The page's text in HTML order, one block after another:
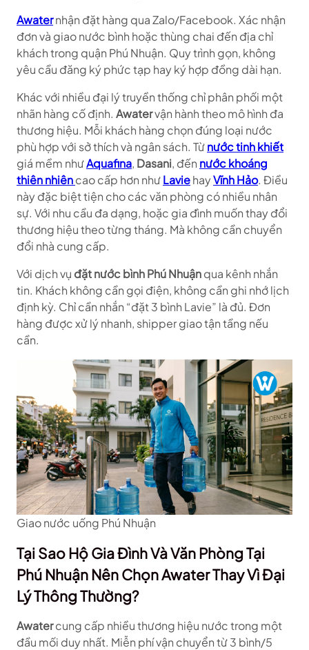
Awaternhận đặt hàng qua Zalo/Facebook. Xác nhận
đơn và giao nước bình hoặc thùng chai đến địa chỉ
khách trong quận Phú Nhuận. Quy trình gọn, không
yêu cầu đăng ký phức tạp hay ký hợp đồng dài hạn.
Khác với nhiều đại lý truyền thống chỉ phân phối một
nhãn hàng cố định. Awatervận hành theo mô hình đa
thương hiệu. Mỗi khách hàng chọn đúng loại nước
phù hợp với sở thích và ngân sách. Từnước tinh khiết
giá mềm nhưAquafina, Dasani, đến nước khoáng
thiên nhiêncao cấp hơn nhưLaviehayVĩnh Hảo. Điều
này đặc biệt tiện cho các văn phòng có nhiều nhân
sự. Với nhu cầu đa dạng, hoặc gia đình muốn thay đổi
thương hiệu theo từng tháng. Mà không cần chuyển
đổi nhà cung cấp.
Với dịch vụ đặt nước bình Phú Nhuậnqua kênh nhắn
tin. Khách không cần gọi điện, không cần ghi nhớ lịch
định kỳ. Chỉ cần nhắn “đặt 3 bình Lavie” là đủ. Đơn
hàng được xử lý nhanh, shipper giao tận tầng nếu
cần.
Giao nước uống Phú Nhuận
Tại Sao Hộ Gia Đình Và Văn Phòng Tại
Phú Nhuận Nên Chọn Awater Thay Vì Đại
Lý Thông Thường?
Awatercung cấp nhiều thương hiệu nước trong một
đầu mối duy nhất. Miễn phí vận chuyển từ 3 bình/5